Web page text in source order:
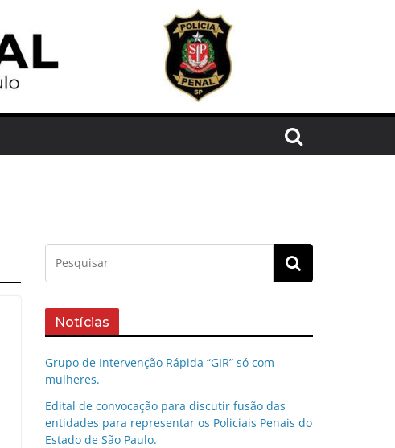
Notícias
Grupo de Intervenção Rápida “GIR” só com
mulheres.
Edital de convocação para discutir fusão das
entidades para representar os Policiais Penais do
Estado de São Paulo.